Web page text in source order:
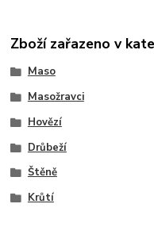
Zboží zařazeno v
Maso
Masožravci
Hovězí
Drůbeží
Štěně
Krůtí